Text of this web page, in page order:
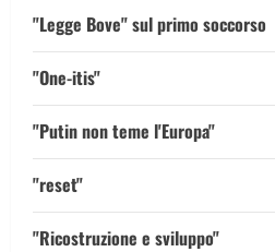
"Legge Bove" sul primo soccorso
"One-itis"
"Putin non teme l'Europa"
"reset"
"Ricostruzione e sviluppo"